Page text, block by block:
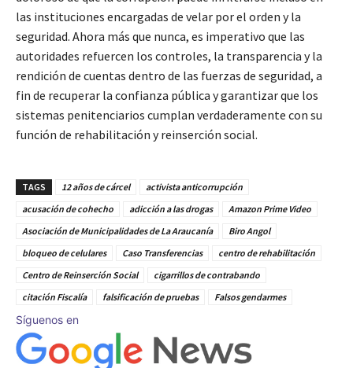
las instituciones encargadas de velar por el orden y la
seguridad. Ahora más que nunca, es imperativo que las
autoridades refuercen los controles, la transparencia y la
rendición de cuentas dentro de las fuerzas de seguridad, a
fin de recuperar la confianza pública y garantizar que los
sistemas penitenciarios cumplan verdaderamente con su
función de rehabilitación y reinserción social.
TAGS 12 años de cárcel
activista anticorrupción
acusación de cohecho
adicción a las drogas
Amazon Prime Video
Asociación de Municipalidades de La Araucanía
Biro Angol
bloqueo de celulares
Caso Transferencias
centro de rehabilitación
Centro de Reinserción Social
cigarrillos de contrabando
citación Fiscalía
falsificación de pruebas Falsos gendarmes
Síguenos en